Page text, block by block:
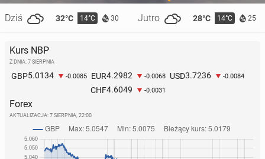
Dziś 32°C 14°C 30 Jutro 28°C 14°C 25
Kurs NBP
Z DNIA: 7 SIERPNIA
GBP5.0134 -0.0085 EUR4.2982 -0.0068 USD3.7236 -0.0084
CHF4.6049 -0.0031
Forex
AKTUALIZACJA: 7 SIERPNIA, 22:00